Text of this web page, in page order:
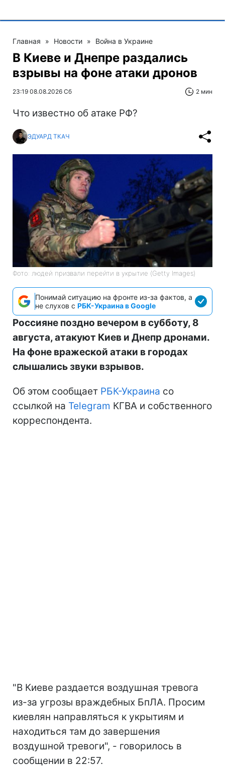
Главная » Новости » Война в Украине
В Киеве и Днепре раздались
взрывы на фоне атаки дронов
23:19 08.08.2026 Сб 2 мин
Что известно об атаке РФ?
ЭДУАРД ТКАЧ
Фото: людей призвали перейти в укрытие (Getty Images)
Понимай ситуацию на фронте из-за фактов, а
не слухов с РБК-Украина в Google
Россияне поздно вечером в субботу, 8
августа, атакуют Киев и Днепр дронами.
На фоне вражеской атаки в городах
слышались звуки взрывов.
Об этом сообщает РБК-Украина со
ссылкой на Telegram КГВА и собственного
корреспондента.
"В Киеве раздается воздушная тревога
из-за угрозы враждебных БпЛА. Просим
киевлян направляться к укрытиям и
находиться там до завершения
воздушной тревоги", - говорилось в
сообщении в 22:57.